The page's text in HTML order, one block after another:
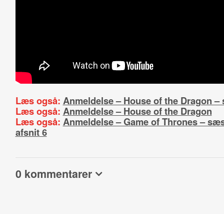
Læs også: Anmeldelse – House of the Dragon
Læs også: Anmeldelse – House of the Dragon
Læs også: Anmeldelse – Game of Thrones –
afsnit 6
0 kommentarer